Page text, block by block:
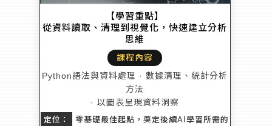
【學習重點】
從資料讀取、清理到視覺化，快速建立分析
思維
課程內容
Python語法與資料處理 · 數據清理、統計分析
方法
· 以圖表呈現資料洞察
定位：
零基礎最佳起點，奠定後續AI學習所需的